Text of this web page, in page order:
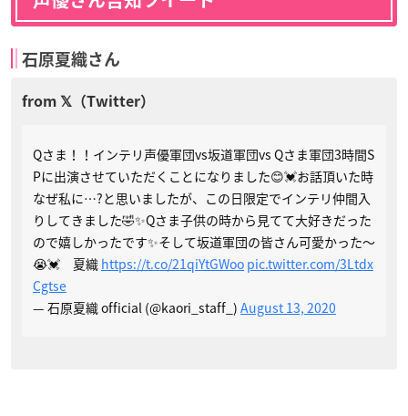
石原夏織さん
Qさま！！インテリ声優軍団vs坂道軍団vs Qさま軍団3時間S
Pに出演させていただくことになりました😊💓お話頂いた時
なぜ私に…?と思いましたが、この日限定でインテリ仲間入
りしてきました🤣✨Qさま子供の時から見てて大好きだった
ので嬉しかったです✨そして坂道軍団の皆さん可愛かった〜
😭💓 夏織 https://t.co/21qiYtGWoo pic.twitter.com/3Ltdx
Cgtse
— 石原夏織 official (@kaori_staff_) August 13, 2020